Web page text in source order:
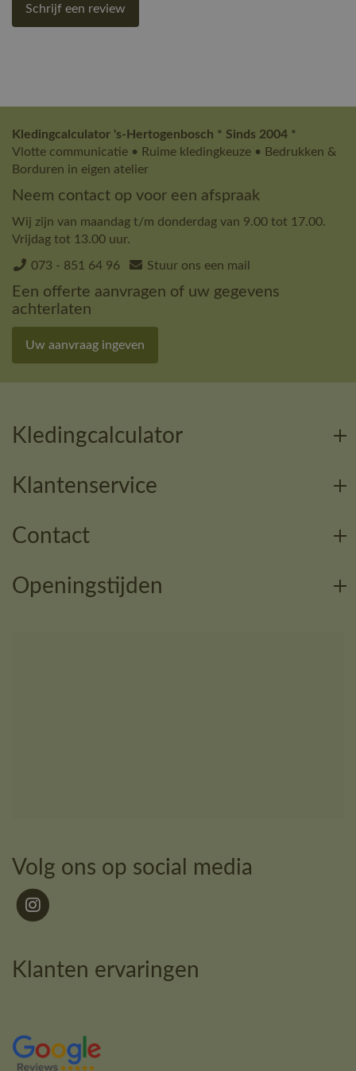
Schrijf een review
Kledingcalculator 's-Hertogenbosch * Sinds 2004 *
Vlotte communicatie • Ruime kledingkeuze • Bedrukken &
Borduren in eigen atelier
Neem contact op voor een afspraak
Wij zijn van maandag t/m donderdag van 9.00 tot 17.00.
Vrijdag tot 13.00 uur.
073 - 851 64 96 Stuur ons een mail
Een offerte aanvragen of uw gegevens
achterlaten
Uw aanvraag ingeven
Kledingcalculator
Klantenservice
Contact
Openingstijden
Volg ons op social media
Klanten ervaringen